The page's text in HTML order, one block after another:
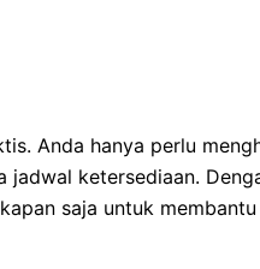
Anda hanya perlu
ketersediaan.
saja untuk